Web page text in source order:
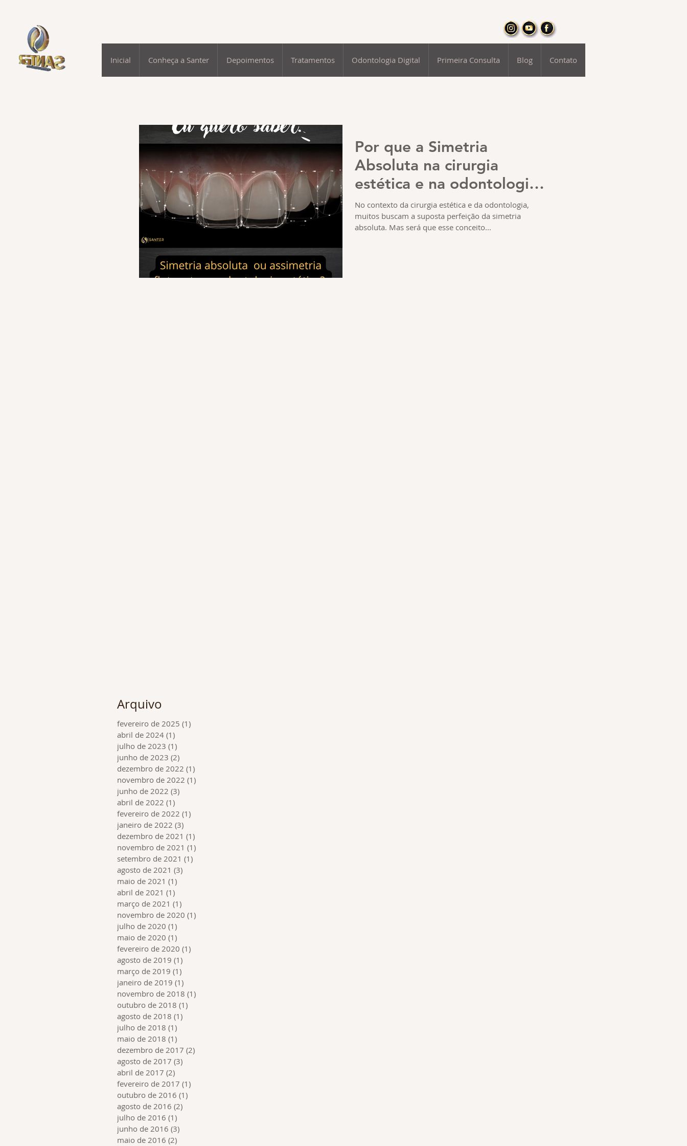
Inicial Conheça a Santer Depoimentos Tratamentos Odontologia Digital Primeira Consulta Blog Contato
Por que a Simetria
Absoluta na cirurgia
estética e na odontologia
não é desejável? O que é
Assimetria Flutuante?
No contexto da cirurgia estética e da odontologia,
muitos buscam a suposta perfeição da simetria
absoluta. Mas será que esse conceito...
Arquivo
fevereiro de 2025 (1)
abril de 2024 (1)
julho de 2023 (1)
junho de 2023 (2)
dezembro de 2022 (1)
novembro de 2022 (1)
junho de 2022 (3)
abril de 2022 (1)
fevereiro de 2022 (1)
janeiro de 2022 (3)
dezembro de 2021 (1)
novembro de 2021 (1)
setembro de 2021 (1)
agosto de 2021 (3)
maio de 2021 (1)
abril de 2021 (1)
março de 2021 (1)
novembro de 2020 (1)
julho de 2020 (1)
maio de 2020 (1)
fevereiro de 2020 (1)
agosto de 2019 (1)
março de 2019 (1)
janeiro de 2019 (1)
novembro de 2018 (1)
outubro de 2018 (1)
agosto de 2018 (1)
julho de 2018 (1)
maio de 2018 (1)
dezembro de 2017 (2)
agosto de 2017 (3)
abril de 2017 (2)
fevereiro de 2017 (1)
outubro de 2016 (1)
agosto de 2016 (2)
julho de 2016 (1)
junho de 2016 (3)
maio de 2016 (2)